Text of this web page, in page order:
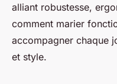
alliant robustesse,
comment marier
accompagner chaque
et style.